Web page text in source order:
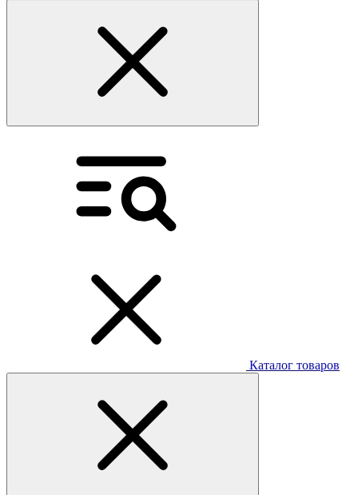
Каталог товаров